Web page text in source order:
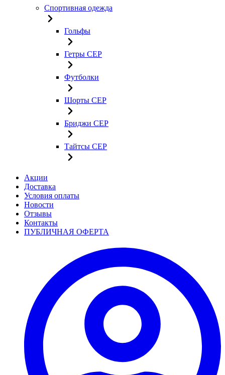
Спортивная одежда
Гольфы
Гетры CEP
Футболки
Шорты CEP
Бриджи CEP
Тайтсы CEP
Акции
Доставка
Условия оплаты
Новости
Отзывы
Контакты
ПУБЛИЧНАЯ ОФЕРТА